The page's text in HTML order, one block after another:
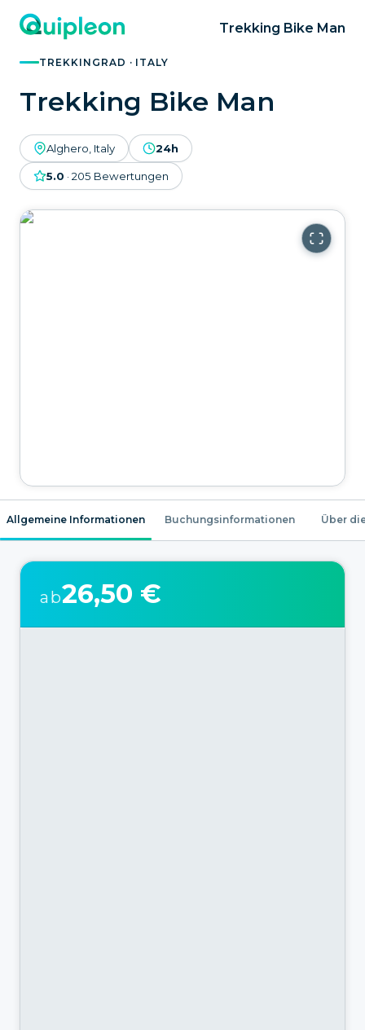
Trekking Bike Man
TREKKINGRAD · ITALY
Trekking Bike Man
Alghero, Italy 24h
5.0 · 205 Bewertungen
Allgemeine Informationen Buchungsinformationen Über
ab26,50 €